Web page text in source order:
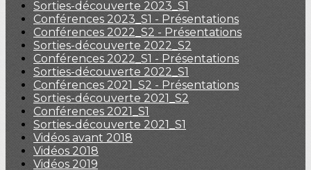
Sorties-découverte 2023_S1
Conférences 2023_S1 - Présentations
Conférences 2022_S2 - Présentations
Sorties-découverte 2022_S2
Conférences 2022_S1 - Présentations
Sorties-découverte 2022_S1
Conférences 2021_S2 - Présentations
Sorties-découverte 2021_S2
Conférences 2021_S1
Sorties-découverte 2021_S1
Vidéos avant 2018
Vidéos 2018
Vidéos 2019